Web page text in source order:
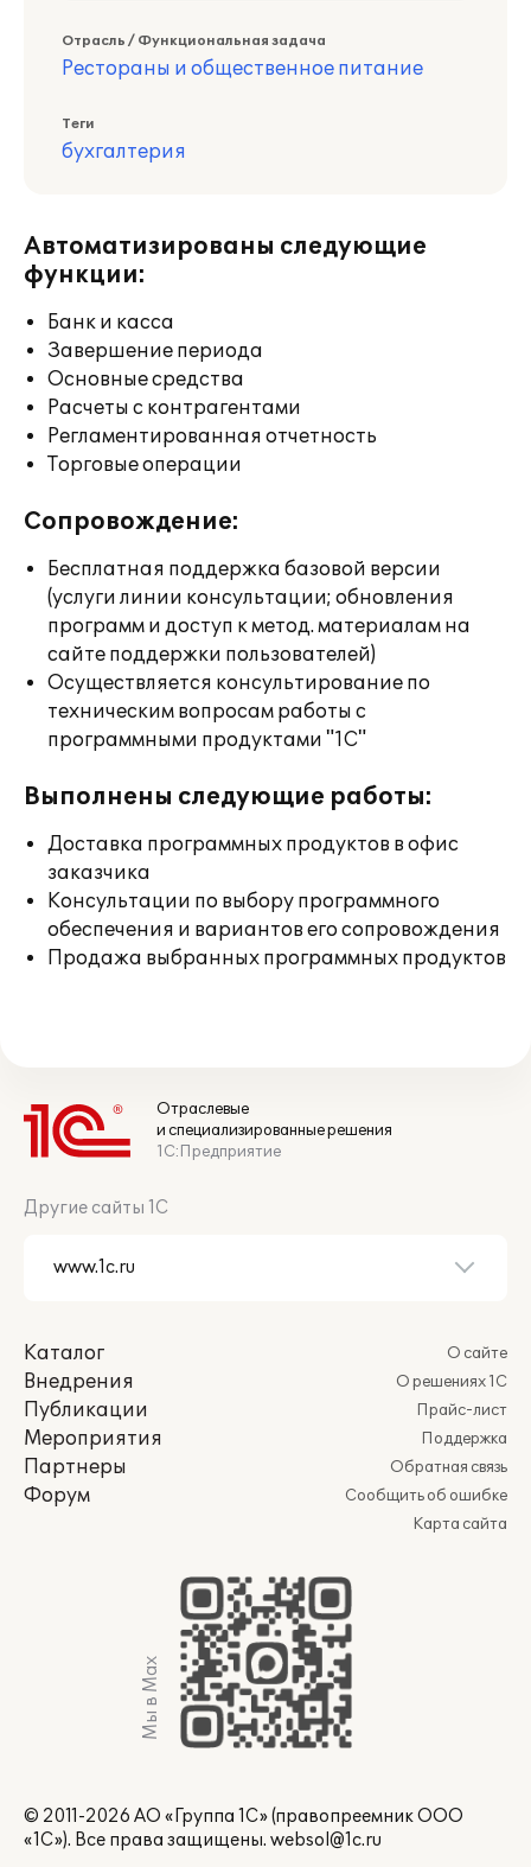
Отрасль / Функциональная задача
Рестораны и общественное питание
Теги
бухгалтерия
Автоматизированы следующие
функции:
Банк и касса
Завершение периода
Основные средства
Расчеты с контрагентами
Регламентированная отчетность
Торговые операции
Сопровождение:
Бесплатная поддержка базовой версии
(услуги линии консультации; обновления
программ и доступ к метод. материалам на
сайте поддержки пользователей)
Осуществляется консультирование по
техническим вопросам работы с
программными продуктами "1С"
Выполнены следующие работы:
Доставка программных продуктов в офис
заказчика
Консультации по выбору программного
обеспечения и вариантов его сопровождения
Продажа выбранных программных продуктов
Отраслевые
и специализированные решения
1С:Предприятие
Другие сайты 1С
Каталог
Внедрения
Публикации
Мероприятия
Партнеры
Форум
О сайте
О решениях 1С
Прайс-лист
Поддержка
Обратная связь
Сообщить об ошибке
Карта сайта
Мы в Max
© 2011-2026 АО «Группа 1С» (правопреемник ООО
«1С»). Все права защищены. websol@1c.ru